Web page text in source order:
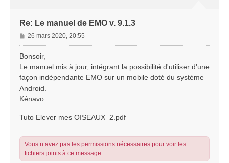
Re: Le manuel de EMO v. 9.1.3
M
e
s
g
e
26 mars 2020, 20:55
Bonsoir,
Le manuel mis à jour, intégrant la possibilité d'utiliser d'une
façon indépendante EMO sur un mobile doté du système
Android.
Kénavo
Tuto Elever mes OISEAUX_2.pdf
Vous n’avez pas les permissions nécessaires pour voir les
fichiers joints à ce message.